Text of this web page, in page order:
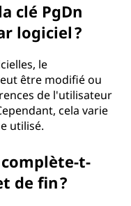
clé PgDn
logiciel ?
le
être modifié ou
de l'utilisateur
cela varie
utilisé.
t-
de fin ?